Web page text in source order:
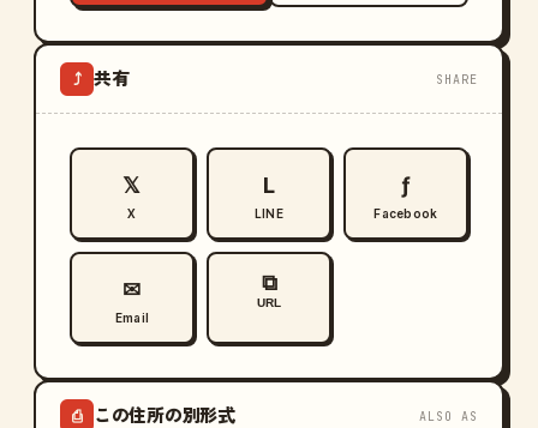
⤴ 共有 SHARE
𝕏
X
L
LINE
ƒ
Facebook
✉
Email
⧉
URL
⎙ この住所の別形式 ALSO AS